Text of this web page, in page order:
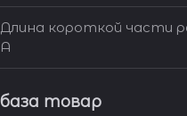
Длина короткой части
A
база товар